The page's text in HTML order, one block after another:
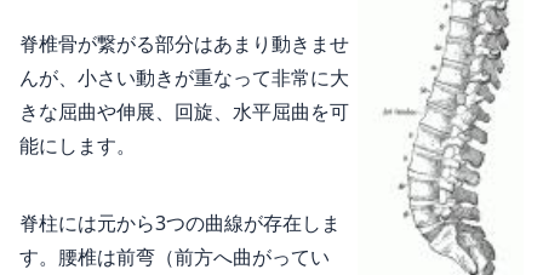
脊椎骨が繋がる部分はあまり動きませ
んが、小さい動きが重なって非常に大
きな屈曲や伸展、回旋、水平屈曲を可
能にします。
脊柱には元から3つの曲線が存在しま
す。腰椎は前弯（前方へ曲がってい